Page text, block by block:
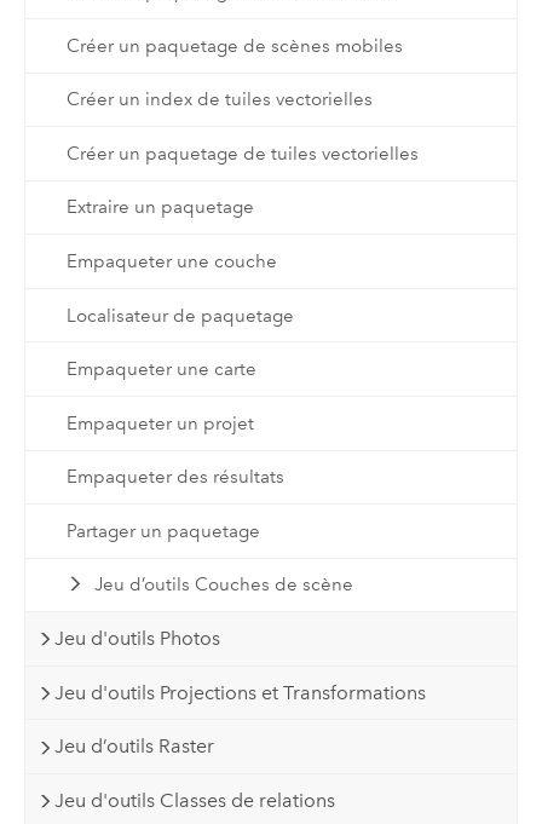
Créer un paquetage de scènes mobiles
Créer un index de tuiles vectorielles
Créer un paquetage de tuiles vectorielles
Extraire un paquetage
Empaqueter une couche
Localisateur de paquetage
Empaqueter une carte
Empaqueter un projet
Empaqueter des résultats
Partager un paquetage
Jeu d’outils Couches de scène
Jeu d'outils Photos
Jeu d'outils Projections et Transformations
Jeu d’outils Raster
Jeu d'outils Classes de relations